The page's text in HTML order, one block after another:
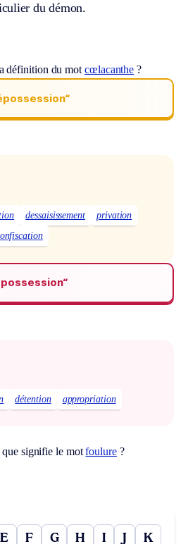
du démon.
définition du mot cœlacanthe ?
dessaisissement
privation
détention appropriation
que signifie le motfoulure?
E F G H I J K